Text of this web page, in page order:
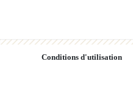
Conditions d'utilisation